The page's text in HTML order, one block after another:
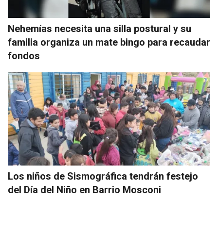
Nehemías necesita una silla postural y su
familia organiza un mate bingo para recaudar
fondos
Los niños de Sismográfica tendrán festejo
del Día del Niño en Barrio Mosconi